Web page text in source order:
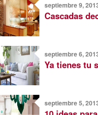
septiembre 9,
Cascadas
septiembre 6,
Ya tienes tu
septiembre 5,